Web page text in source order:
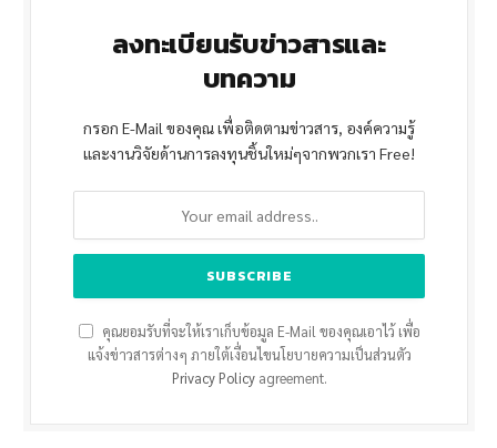
ลงทะเบียนรับข่าวสารและ
บทความ
กรอก E-Mail ของคุณ เพื่อติดตามข่าวสาร, องค์ความรู้
และงานวิจัยด้านการลงทุนชิ้นใหม่ๆจากพวกเรา Free!
คุณยอมรับที่จะให้เราเก็บข้อมูล E-Mail ของคุณเอาไว้ เพื่อ
แจ้งข่าวสารต่างๆ ภายใต้เงื่อนไขนโยบายความเป็นส่วนตัว
Privacy Policyagreement.